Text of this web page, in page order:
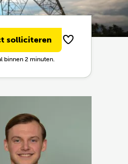
solliciteren
binnen 2 minuten.